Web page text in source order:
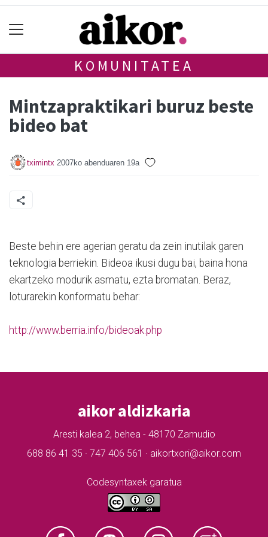
KOMUNITATEA
Mintzapraktikari buruz beste
bideo bat
tximintx 2007ko abenduaren 19a
Beste behin ere agerian geratu da zein inutilak garen
teknologia berriekin. Bideoa ikusi dugu bai, baina hona
ekartzeko modurik asmatu, ezta bromatan. Beraz,
loturarekin konformatu behar:
http://www.berria.info/bideoak.php
aikor aldizkaria
Aresti kalea 2, behea - 48170 Zamudio
688 86 41 35 · 747 406 561 · aikortxori@aikor.com
Codesyntaxek garatua